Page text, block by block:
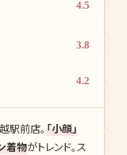
4.5
3.8
4.2
駅前店。 「小顔」
着物がトレンド。ス